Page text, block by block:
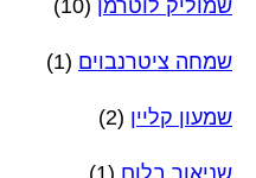
שמוליק לוטרמן (10)
שמחה ציטרנבוים (1)
שמעון קליין (2)
שניאור בלום (1)